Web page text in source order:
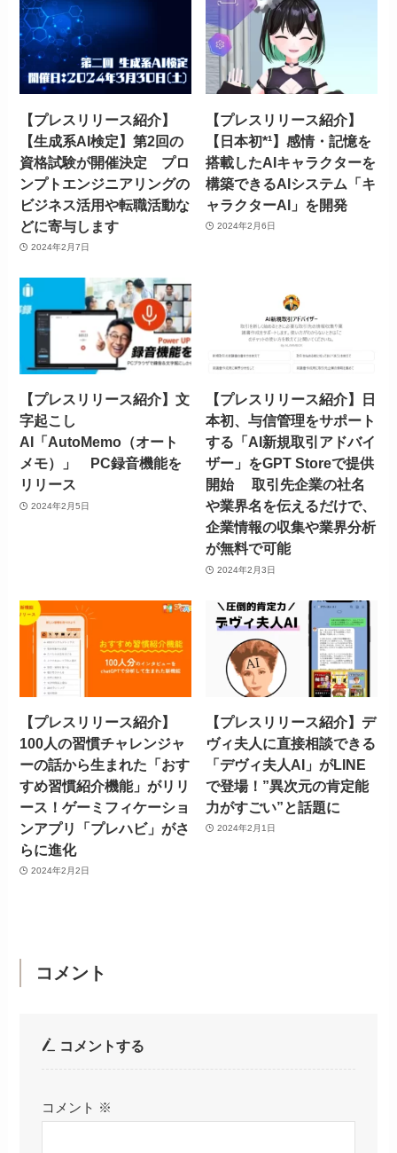
【プレスリリース紹介】
【生成系AI検定】第2回の
資格試験が開催決定 プロ
ンプトエンジニアリングの
ビジネス活用や転職活動な
どに寄与します
2024年2月7日
【プレスリリース紹介】
【日本初*¹】感情・記憶を
搭載したAIキャラクターを
構築できるAIシステム「キ
ャラクターAI」を開発
2024年2月6日
【プレスリリース紹介】文
字起こし
AI「AutoMemo（オート
メモ）」 PC録音機能を
リリース
2024年2月5日
【プレスリリース紹介】日
本初、与信管理をサポート
する「AI新規取引アドバイ
ザー」をGPT Storeで提供
開始 取引先企業の社名
や業界名を伝えるだけで、
企業情報の収集や業界分析
が無料で可能
2024年2月3日
【プレスリリース紹介】
100人の習慣チャレンジャ
ーの話から生まれた「おす
すめ習慣紹介機能」がリリ
ース！ゲーミフィケーショ
ンアプリ「プレハビ」がさ
らに進化
2024年2月2日
【プレスリリース紹介】デ
ヴィ夫人に直接相談できる
「デヴィ夫人AI」がLINE
で登場！”異次元の肯定能
力がすごい”と話題に
2024年2月1日
コメント
コメントする
コメント ※